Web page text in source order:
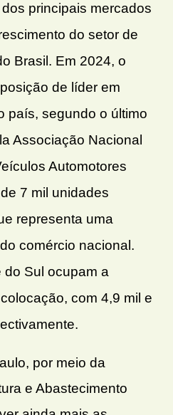
principais mercados
do setor de
Brasil. Em 2024, o
de líder em
país, segundo o último
Associação Nacional
Automotores
7 mil unidades
representa uma
comércio nacional.
do Sul ocupam a
com 4,9 mil e
por meio da
e Abastecimento